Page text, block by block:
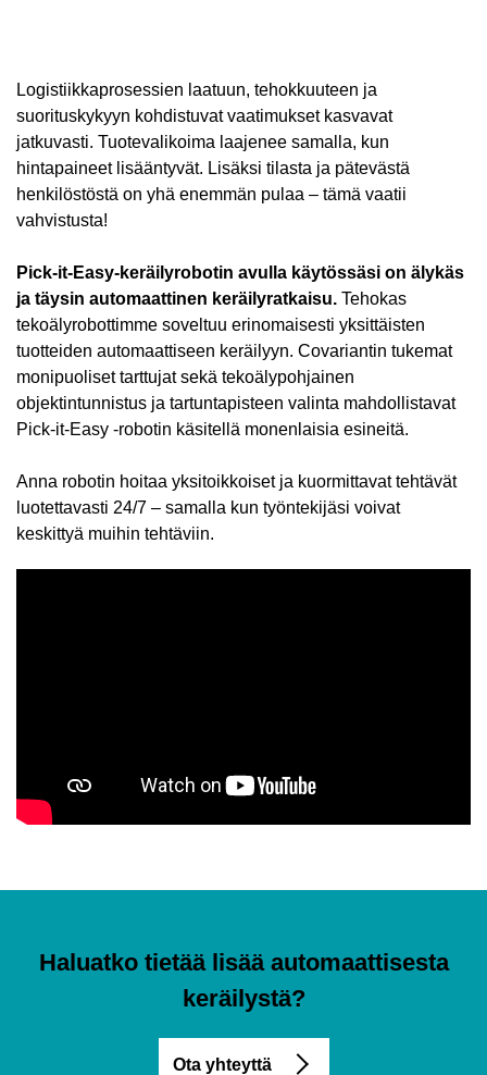
Logistiikkaprosessien laatuun, tehokkuuteen ja
suorituskykyyn kohdistuvat vaatimukset kasvavat
jatkuvasti. Tuotevalikoima laajenee samalla, kun
hintapaineet lisääntyvät. Lisäksi tilasta ja pätevästä
henkilöstöstä on yhä enemmän pulaa – tämä vaatii
vahvistusta!
Pick-it-Easy-keräilyrobotin avulla käytössäsi on älykäs
ja täysin automaattinen keräilyratkaisu. Tehokas
tekoälyrobottimme soveltuu erinomaisesti yksittäisten
tuotteiden automaattiseen keräilyyn. Covariantin tukemat
monipuoliset tarttujat sekä tekoälypohjainen
objektintunnistus ja tartuntapisteen valinta mahdollistavat
Pick-it-Easy -robotin käsitellä monenlaisia esineitä.
Anna robotin hoitaa yksitoikkoiset ja kuormittavat tehtävät
luotettavasti 24/7 – samalla kun työntekijäsi voivat
keskittyä muihin tehtäviin.
Haluatko tietää lisää automaattisesta
keräilystä?
Ota yhteyttä